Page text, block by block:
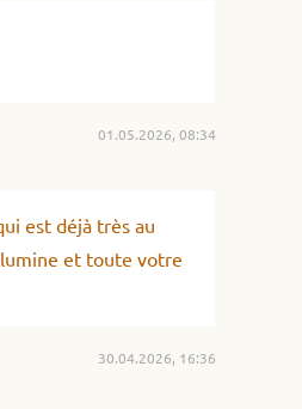
01.05.2026, 08:34
est déjà très au
et toute votre
30.04.2026, 16:36